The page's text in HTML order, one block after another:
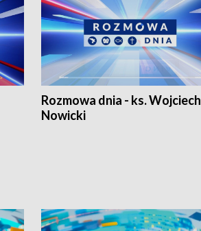
Rozmowa dnia - ks. Wojciech
Nowicki